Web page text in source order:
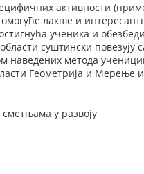
активности
лакше и
ученика и
суштински повезују
наведених метода
Геометрија и Мерење
у развоју